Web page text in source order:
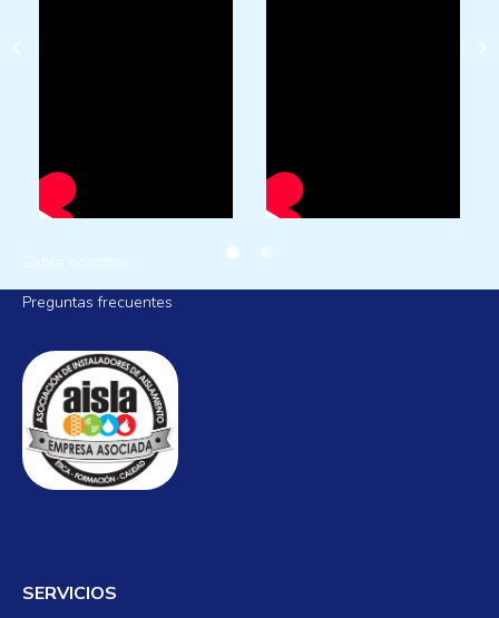
AISLAMIENTOS LA MANCHA
Sobre nosotros
Preguntas frecuentes
SERVICIOS